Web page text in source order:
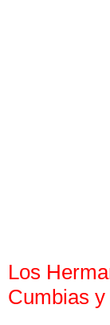
Los
Cumbias